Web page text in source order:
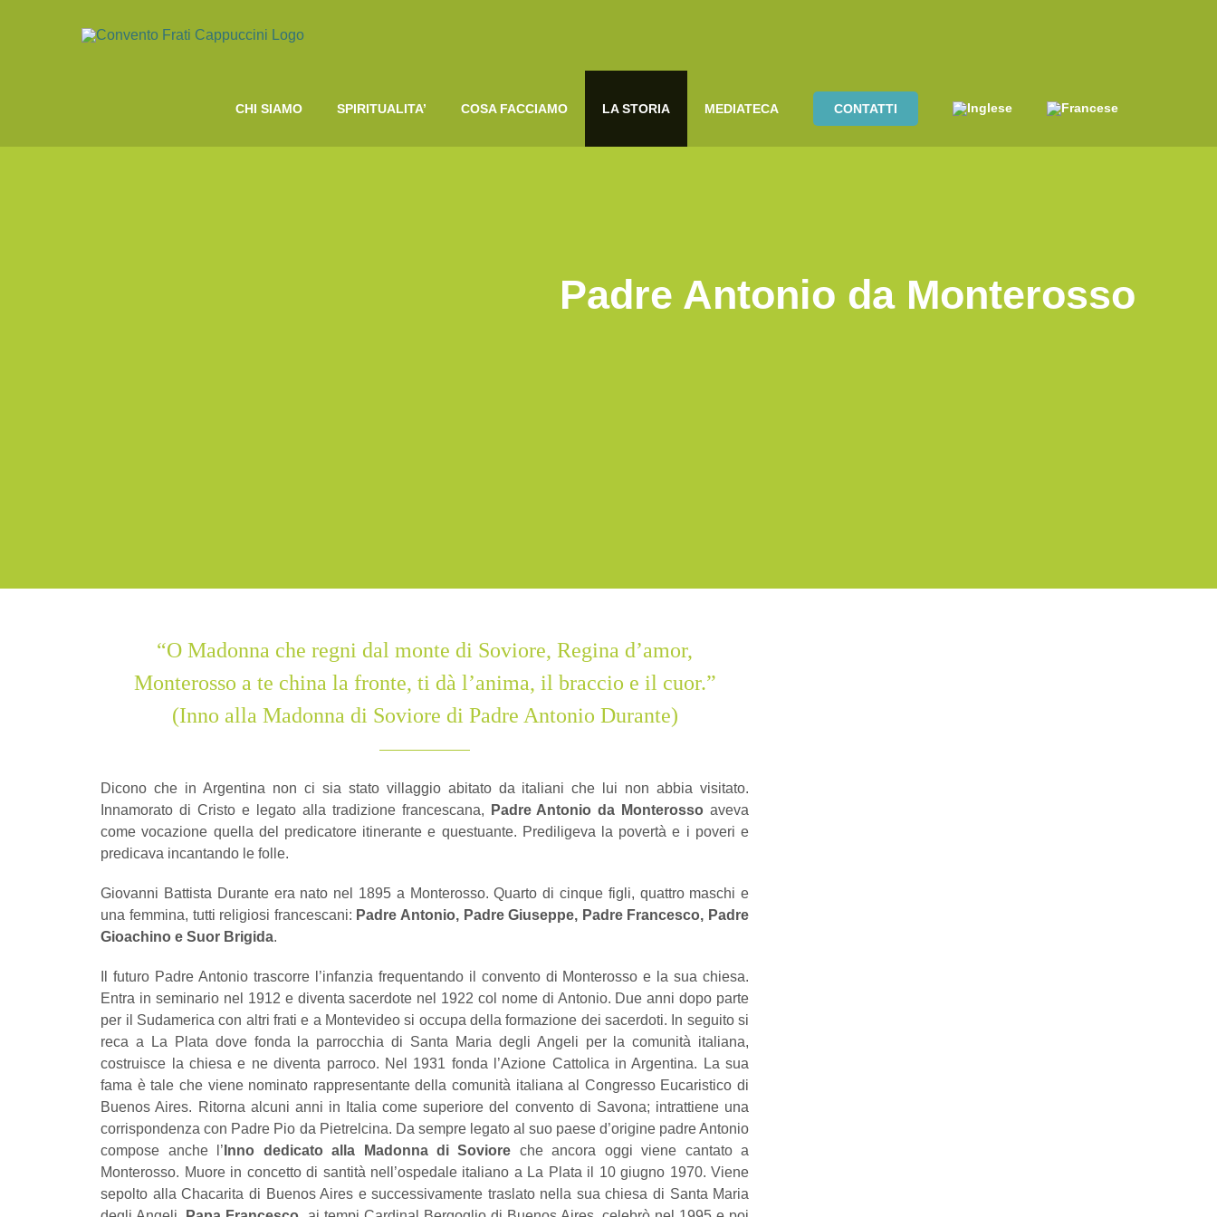
CHI SIAMO SPIRITUALITA’ COSA FACCIAMO LA STORIA MEDIATECA CONTATTI
Padre Antonio da Monterosso
“O Madonna che regni dal monte di Soviore, Regina d’amor,
Monterosso a te china la fronte, ti dà l’anima, il braccio e il cuor.”
(Inno alla Madonna di Soviore di Padre Antonio Durante)
Dicono che in Argentina non ci sia stato villaggio abitato da italiani che lui non abbia visitato.
Innamorato di Cristo e legato alla tradizione francescana,
Padre Antonio da Monterosso aveva
come vocazione quella del predicatore itinerante e questuante. Prediligeva la povertà e i poveri e
predicava incantando le folle.
Giovanni Battista Durante era nato nel 1895 a Monterosso. Quarto di cinque figli, quattro maschi e
una femmina, tutti religiosi francescani: Padre Antonio, Padre Giuseppe, Padre Francesco, Padre
Gioachino e Suor Brigida.
Il futuro Padre Antonio trascorre l’infanzia frequentando il convento di Monterosso e la sua chiesa.
Entra in seminario nel 1912 e diventa sacerdote nel 1922 col nome di Antonio. Due anni dopo parte
per il Sudamerica con altri frati e a Montevideo si occupa della formazione dei sacerdoti. In seguito si
reca a La Plata dove fonda la parrocchia di Santa Maria degli Angeli per la comunità italiana,
costruisce la chiesa e ne diventa parroco. Nel 1931 fonda l’Azione Cattolica in Argentina. La sua
fama è tale che viene nominato rappresentante della comunità italiana al Congresso Eucaristico di
Buenos Aires. Ritorna alcuni anni in Italia come superiore del convento di Savona; intrattiene una
corrispondenza con Padre Pio da Pietrelcina. Da sempre legato al suo paese d’origine padre Antonio
compose anche l’ Inno dedicato alla Madonna di Soviore che ancora oggi viene cantato a
Monterosso. Muore in concetto di santità nell’ospedale italiano a La Plata il 10 giugno 1970. Viene
sepolto alla Chacarita di Buenos Aires e successivamente traslato nella sua chiesa di Santa Maria